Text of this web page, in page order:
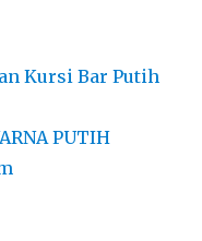
Kursi Bar Putih
PUTIH